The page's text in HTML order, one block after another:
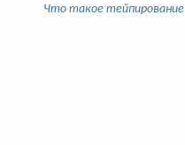
Что такое тейпирование